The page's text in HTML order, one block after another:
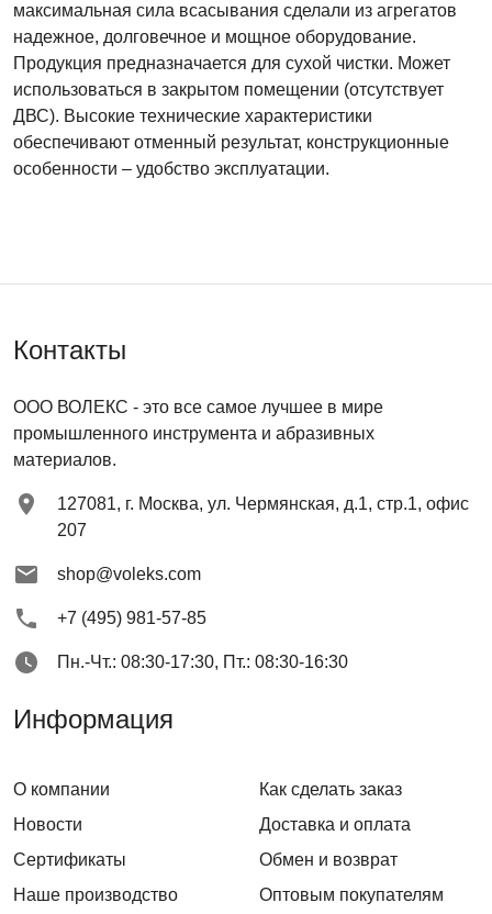
максимальная сила всасывания сделали из агрегатов
надежное, долговечное и мощное оборудование.
Продукция предназначается для сухой чистки. Может
использоваться в закрытом помещении (отсутствует
ДВС). Высокие технические характеристики
обеспечивают отменный результат, конструкционные
особенности – удобство эксплуатации.
Контакты
ООО ВОЛЕКС - это все самое лучшее в мире
промышленного инструмента и абразивных
материалов.
127081, г. Москва, ул. Чермянская, д.1, стр.1, офис
207
shop@voleks.com
+7 (495) 981-57-85
Пн.-Чт.: 08:30-17:30, Пт.: 08:30-16:30
Информация
О компании
Новости
Сертификаты
Наше производство
Как сделать заказ
Доставка и оплата
Обмен и возврат
Оптовым покупателям